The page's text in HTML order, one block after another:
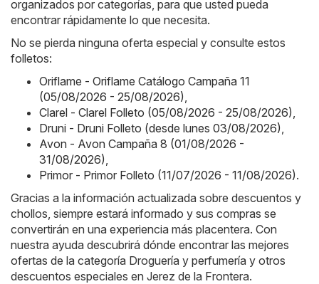
organizados por categorías, para que usted pueda
encontrar rápidamente lo que necesita.
No se pierda ninguna oferta especial y consulte estos
folletos:
Oriflame - Oriflame Catálogo Campaña 11
(05/08/2026 - 25/08/2026)
Clarel - Clarel Folleto (05/08/2026 - 25/08/2026)
Druni - Druni Folleto (desde lunes 03/08/2026)
Avon - Avon Campaña 8 (01/08/2026 -
31/08/2026)
Primor - Primor Folleto (11/07/2026 - 11/08/2026).
Gracias a la información actualizada sobre descuentos y
chollos, siempre estará informado y sus compras se
convertirán en una experiencia más placentera. Con
nuestra ayuda descubrirá dónde encontrar las mejores
ofertas de la categoría Droguería y perfumería y otros
descuentos especiales en Jerez de la Frontera.